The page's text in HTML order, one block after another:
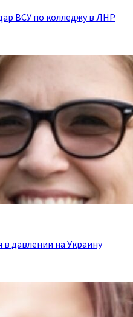
ВСУ по колледжу в ЛНР
давлении на Украину